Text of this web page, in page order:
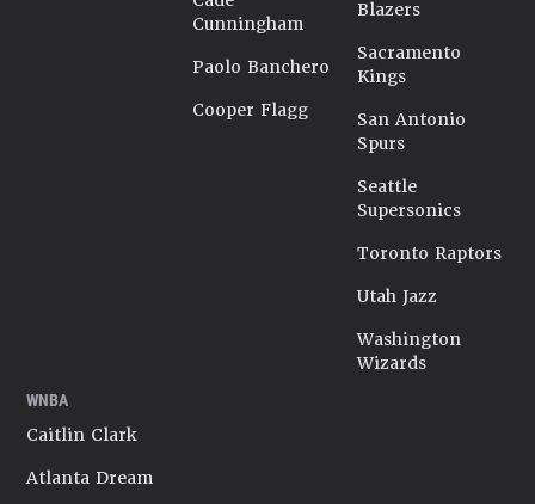
Cunningham
Paolo Banchero
Cooper Flagg
Blazers
Sacramento
Kings
San Antonio
Spurs
Seattle
Supersonics
Toronto Raptors
Utah Jazz
Washington
Wizards
WNBA
Caitlin Clark
Atlanta Dream